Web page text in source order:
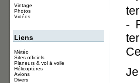
-
Vintage
Photos
Vidéos
Liens
Météo
Sites officiels
Planeurs & vol à voile
Hélicoptères
Avions
Divers